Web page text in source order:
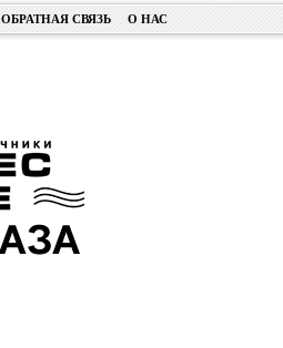
ОБРАТНАЯ СВЯЗЬ О НАС